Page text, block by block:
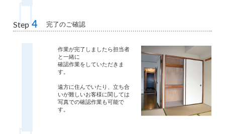
Step 4 完了のご確認
作業が完了しましたら担当者
と一緒に
確認作業をしていただきま
す。
遠方に住んでいたり、立ち合
いが難しいお客様に関しては
写真での確認作業も可能で
す。